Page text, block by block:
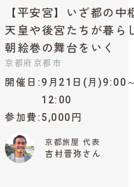
【平安宮】いざ都の中
天皇や後宮たちが暮ら
朝絵巻の舞台をいく
京都府京都市
開催日
9月21日(月)9:00
12:00
参加費 5,000円
京都旅屋 代表
吉村晋弥さん